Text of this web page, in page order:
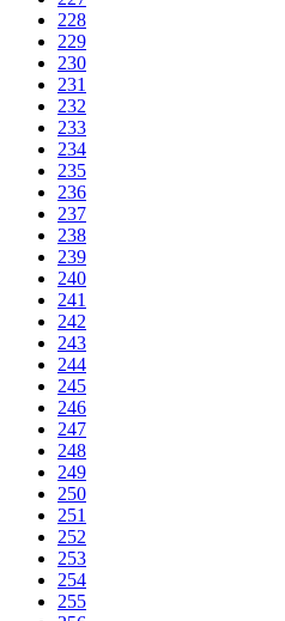
228
229
230
231
232
233
234
235
236
237
238
239
240
241
242
243
244
245
246
247
248
249
250
251
252
253
254
255